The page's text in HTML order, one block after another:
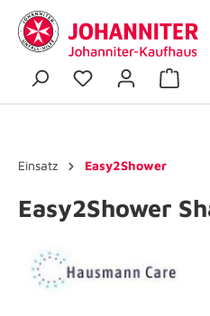
Einsatz Easy2Shower
Easy2Shower